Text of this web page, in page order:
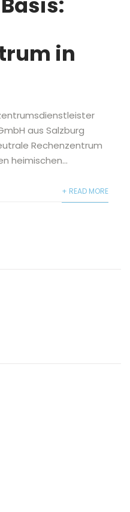
in
aus Salzburg
Rechenzentrum
heimischen...
+ READ MORE